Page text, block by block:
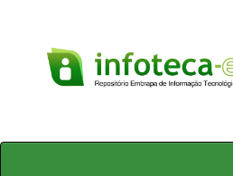
Skip